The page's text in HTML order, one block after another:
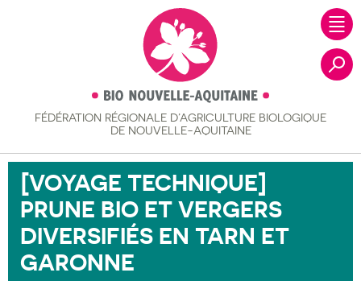
FÉDÉRATION RÉGIONALE D’AGRICULTURE BIOLOGIQUE
DE NOUVELLE-AQUITAINE
[VOYAGE TECHNIQUE]
PRUNE BIO ET VERGERS
DIVERSIFIÉS EN TARN ET
GARONNE